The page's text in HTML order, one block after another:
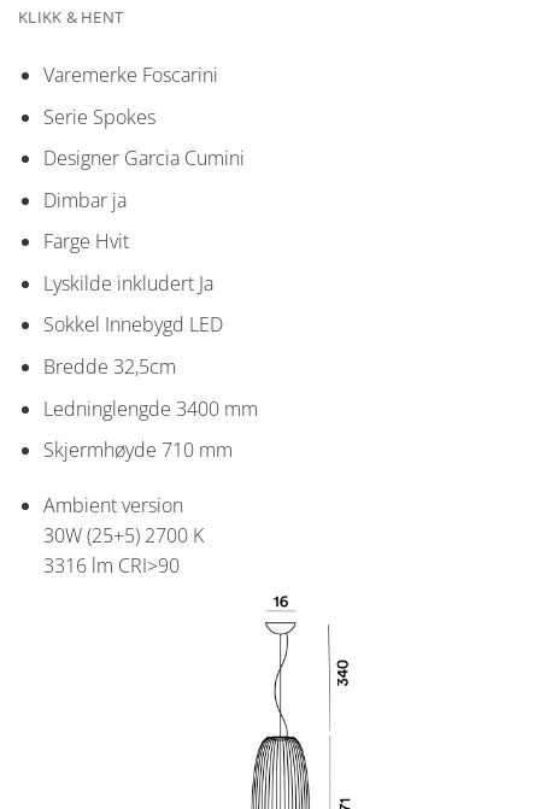
KLIKK & HENT
Varemerke Foscarini
Serie Spokes
Designer Garcia Cumini
Dimbar ja
Farge Hvit
Lyskilde inkludert Ja
Sokkel Innebygd LED
Bredde 32,5cm
Ledninglengde 3400 mm
Skjermhøyde 710 mm
Ambient version
30W (25+5) 2700 K
3316 lm CRI>90